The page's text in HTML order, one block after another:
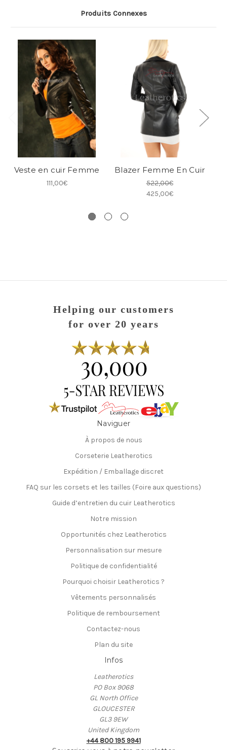
Produits Connexes
Veste en cuir Femme
111,00€
Blazer Femme En Cuir
522,00€
425,00€
Helping our customers
for over 20 years
Naviguer
À propos de nous
Corseterie Leatherotics
Expédition / Emballage discret
FAQ sur les corsets et les tailles (Foire aux questions)
Guide d’entretien du cuir Leatherotics
Notre mission
Opportunités chez Leatherotics
Personnalisation sur mesure
Politique de confidentialité
Pourquoi choisir Leatherotics ?
Vêtements personnalisés
Politique de remboursement
Contactez-nous
Plan du site
Infos
Leatherotics
PO Box 9068
GL North Office
GLOUCESTER
GL3 9EW
United Kingdom
+44 800 195 9941